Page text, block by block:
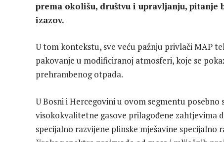
prema okolišu, društvu i upravljanju, pitanje
izazov.
U tom kontekstu, sve veću pažnju privlači MAP
pakovanje u modificiranoj atmosferi, koje se
prehrambenog otpada.
U Bosni i Hercegovini u ovom segmentu
visokokvalitetne gasove prilagođene zahtjevima
specijalno razvijene plinske mješavine specijalno